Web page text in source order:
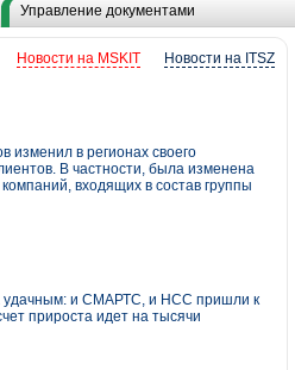
Управление документами
Новости на ITSZ
Новости на MSKIT
изменил в регионах своего
В частности, была изменена
входящих в состав группы
удачным: и СМАРТС, и НСС пришли к
прироста идет на тысячи